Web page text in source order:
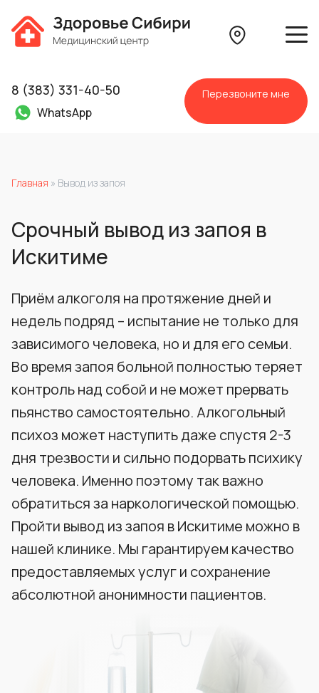
8 (383) 331-40-50
WhatsApp
Перезвоните мне
Главная » Вывод из запоя
Срочный вывод из запоя в
Искитиме
Приём алкоголя на протяжение дней и
недель подряд – испытание не только для
зависимого человека, но и для его семьи.
Во время запоя больной полностью теряет
контроль над собой и не может прервать
пьянство самостоятельно. Алкогольный
психоз может наступить даже спустя 2-3
дня трезвости и сильно подорвать психику
человека. Именно поэтому так важно
обратиться за наркологической помощью.
Пройти вывод из запоя в Искитиме можно в
нашей клинике. Мы гарантируем качество
предоставляемых услуг и сохранение
абсолютной анонимности пациентов.